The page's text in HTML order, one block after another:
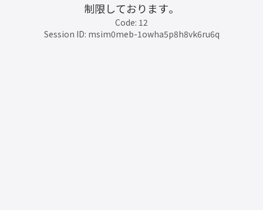
制限しております。
Code: 12
Session ID: msim0meb-1owha5p8h8vk6ru6q